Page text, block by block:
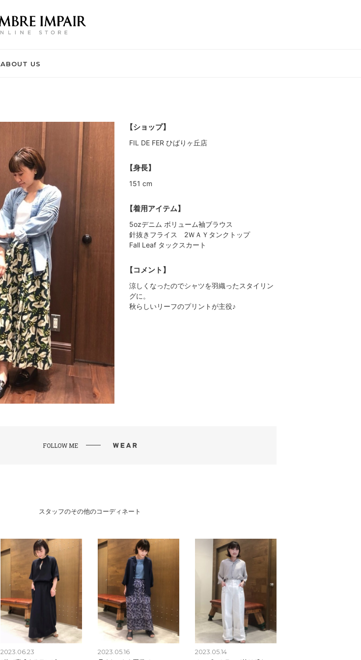
ABOUT US
【ショップ】
FIL DE FER ひばりヶ丘店
【身長】
151 cm
【着用アイテム】
5ozデニム ボリューム袖ブラウス
針抜きフライス 2ＷＡＹタンクトップ
Fall Leaf タックスカート
【コメント】
涼しくなったのでシャツを羽織ったスタイリン
グに。
秋らしいリーフのプリントが主役♪
FOLLOW ME
スタッフのその他のコーディネート
2023.06.23 2023.05.16 2023.05.14